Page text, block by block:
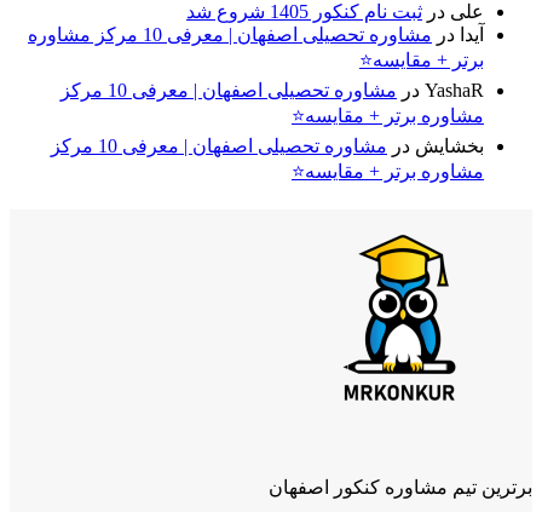
علی در ثبت نام کنکور 1405 شروع شد
آیدا در
مشاوره تحصیلی اصفهان | معرفی 10 مرکز مشاوره
برتر + مقایسه⭐
YashaR در
مشاوره تحصیلی اصفهان | معرفی 10 مرکز
مشاوره برتر + مقایسه⭐
بخشایش در
مشاوره تحصیلی اصفهان | معرفی 10 مرکز
مشاوره برتر + مقایسه⭐
برترین تیم مشاوره کنکور اصفهان